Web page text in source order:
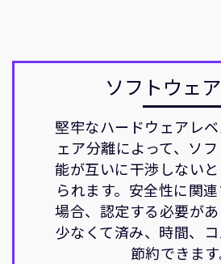
ソフトウェ
堅牢なハードウェアレ
ェア分離によって、ソ
能が互いに干渉しない
られます。安全性に関
場合、認定する必要が
少なくて済み、時間、
節約できます